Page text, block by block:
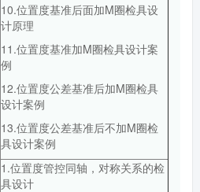
10.位置度基准后面加M圈检具设
计原理
11.位置度基准加M圈检具设计案
例
12.位置度公差基准后加M圈检具
设计案例
13.位置度公差基准后不加M圈检
具设计案例
1.位置度管控同轴，对称关系的检
具设计